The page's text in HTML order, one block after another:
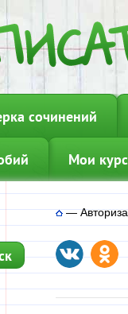
сочинений
Мои
—